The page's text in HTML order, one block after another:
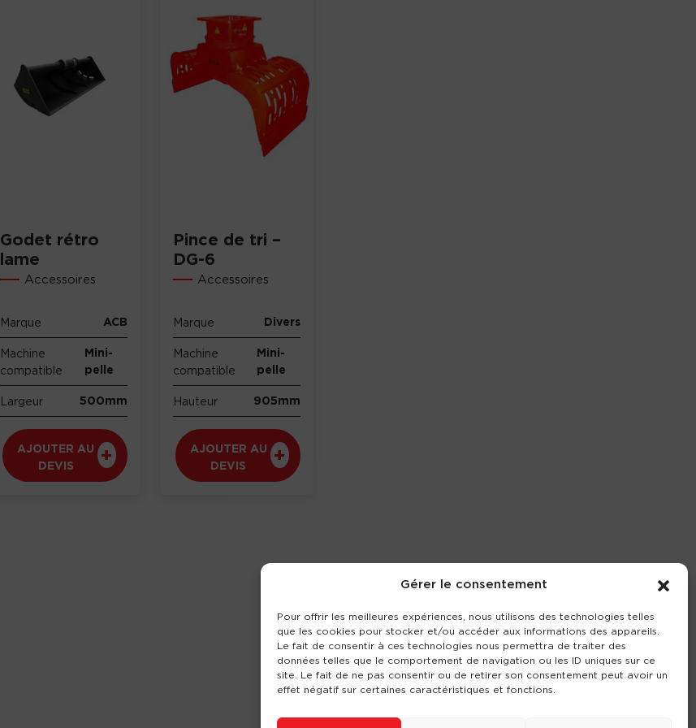
Gérer le consentement
Pour offrir les meilleures expériences, nous utilisons des technologies telles
que les cookies pour stocker et/ou accéder aux informations des appareils.
Le fait de consentir à ces technologies nous permettra de traiter des
données telles que le comportement de navigation ou les ID uniques sur ce
site. Le fait de ne pas consentir ou de retirer son consentement peut avoir un
effet négatif sur certaines caractéristiques et fonctions.
Godet rétro
lame
Accessoires
Marque ACB
Machine
compatible
Mini-
pelle
Largeur 500mm
AJOUTER AU
DEVIS
Pince de tri –
DG-6
Accessoires
Marque Divers
Machine
compatible
Mini-
pelle
Hauteur 905mm
AJOUTER AU
DEVIS